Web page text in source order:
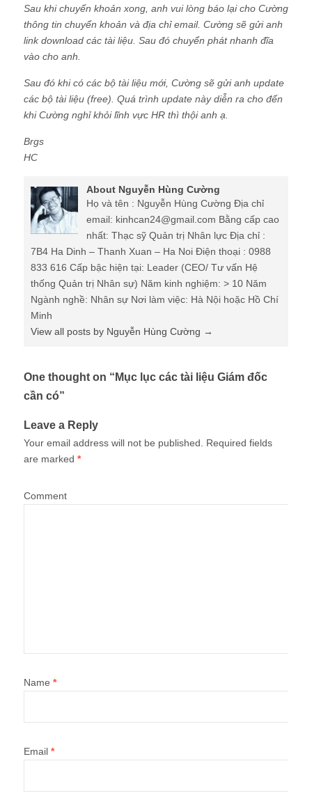
Sau khi chuyển khoản xong, anh vui lòng báo lại cho Cường
thông tin chuyển khoản và địa chỉ email. Cường sẽ gửi anh
link download các tài liệu. Sau đó chuyển phát nhanh đĩa
vào cho anh.
Sau đó khi có các bộ tài liệu mới, Cường sẽ gửi anh update
các bộ tài liệu (free). Quá trình update này diễn ra cho đến
khi Cường nghỉ khỏi lĩnh vực HR thì thội anh ạ.
Brgs
HC
About Nguyễn Hùng Cường
Họ và tên : Nguyễn Hùng Cường Địa chỉ
email: kinhcan24@gmail.com Bằng cấp cao
nhất: Thạc sỹ Quản trị Nhân lực Địa chỉ :
7B4 Ha Dinh – Thanh Xuan – Ha Noi Điện thoại : 0988
833 616 Cấp bậc hiện tại: Leader (CEO/ Tư vấn Hệ
thống Quản trị Nhân sự) Năm kinh nghiệm: > 10 Năm
Ngành nghề: Nhân sự Nơi làm việc: Hà Nội hoặc Hồ Chí
Minh
View all posts by Nguyễn Hùng Cường →
One thought on “ Mục lục các tài liệu Giám đốc
cần có”
Leave a Reply
Your email address will not be published.
Required fields
are marked *
Comment
Name *
Email *